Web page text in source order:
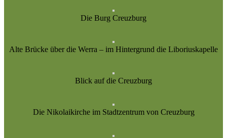
Die Burg Creuzburg
Alte Brücke über die Werra – im Hintergrund die Liboriuskapelle
Blick auf die Creuzburg
Die Nikolaikirche im Stadtzentrum von Creuzburg